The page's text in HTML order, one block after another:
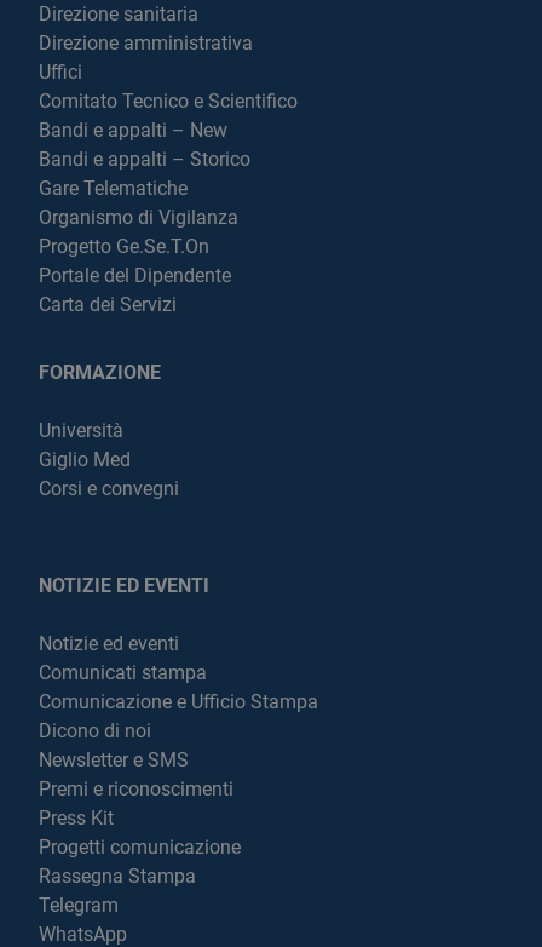
Direzione sanitaria
Direzione amministrativa
Uffici
Comitato Tecnico e Scientifico
Bandi e appalti – New
Bandi e appalti – Storico
Gare Telematiche
Organismo di Vigilanza
Progetto Ge.Se.T.On
Portale del Dipendente
Carta dei Servizi
FORMAZIONE
Università
Giglio Med
Corsi e convegni
NOTIZIE ED EVENTI
Notizie ed eventi
Comunicati stampa
Comunicazione e Ufficio Stampa
Dicono di noi
Newsletter e SMS
Premi e riconoscimenti
Press Kit
Progetti comunicazione
Rassegna Stampa
Telegram
WhatsApp